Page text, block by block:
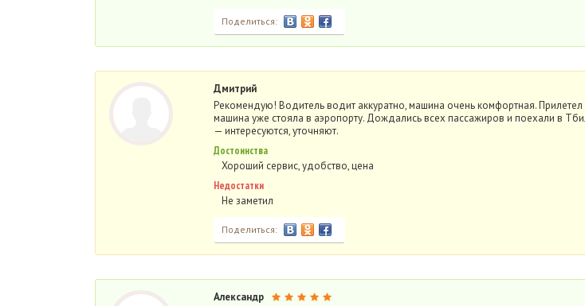
Поделиться:
Дмитрий
Рекомендую! Водитель водит аккуратно, машина очень комфортная. Прилетел
машина уже стояла в аэропорту. Дождались всех пассажиров и поехали в
— интересуются, уточняют.
Достоинства
Хороший сервис, удобство, цена
Недостатки
Не заметил
Поделиться:
Александр